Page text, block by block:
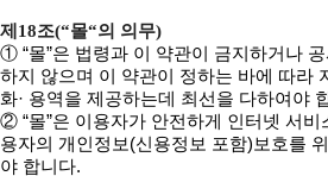
제18조(“몰“의 의무)
① “몰”은 법령과 이 약관이 금지하거나
하지 않으며 이 약관이 정하는 바에 따라
화· 용역을 제공하는데 최선을 다하여야
② “몰”은 이용자가 안전하게 인터넷 서비
용자의 개인정보(신용정보 포함)보호를
야 합니다.